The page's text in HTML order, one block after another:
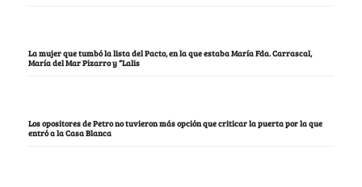
La mujer que tumbó la lista del Pacto, en la que estaba María Fda. Carrascal,
María del Mar Pizarro y “Lalis
Los opositores de Petro no tuvieron más opción que criticar la puerta por la que
entró a la Casa Blanca